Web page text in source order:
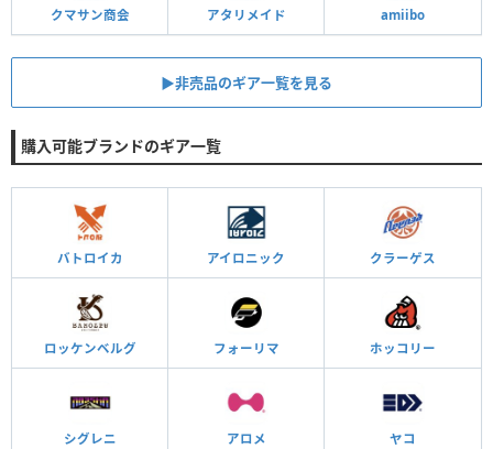
クマサン商会 アタリメイド amiibo
▶︎非売品のギア一覧を見る
購入可能ブランドのギア一覧
バトロイカ アイロニック クラーゲス
ロッケンベルグ フォーリマ ホッコリー
シグレニ アロメ ヤコ